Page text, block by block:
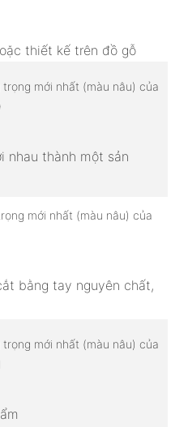
thiết kế trên đồ gỗ
nhau thành một sản
bằng tay nguyên chất,